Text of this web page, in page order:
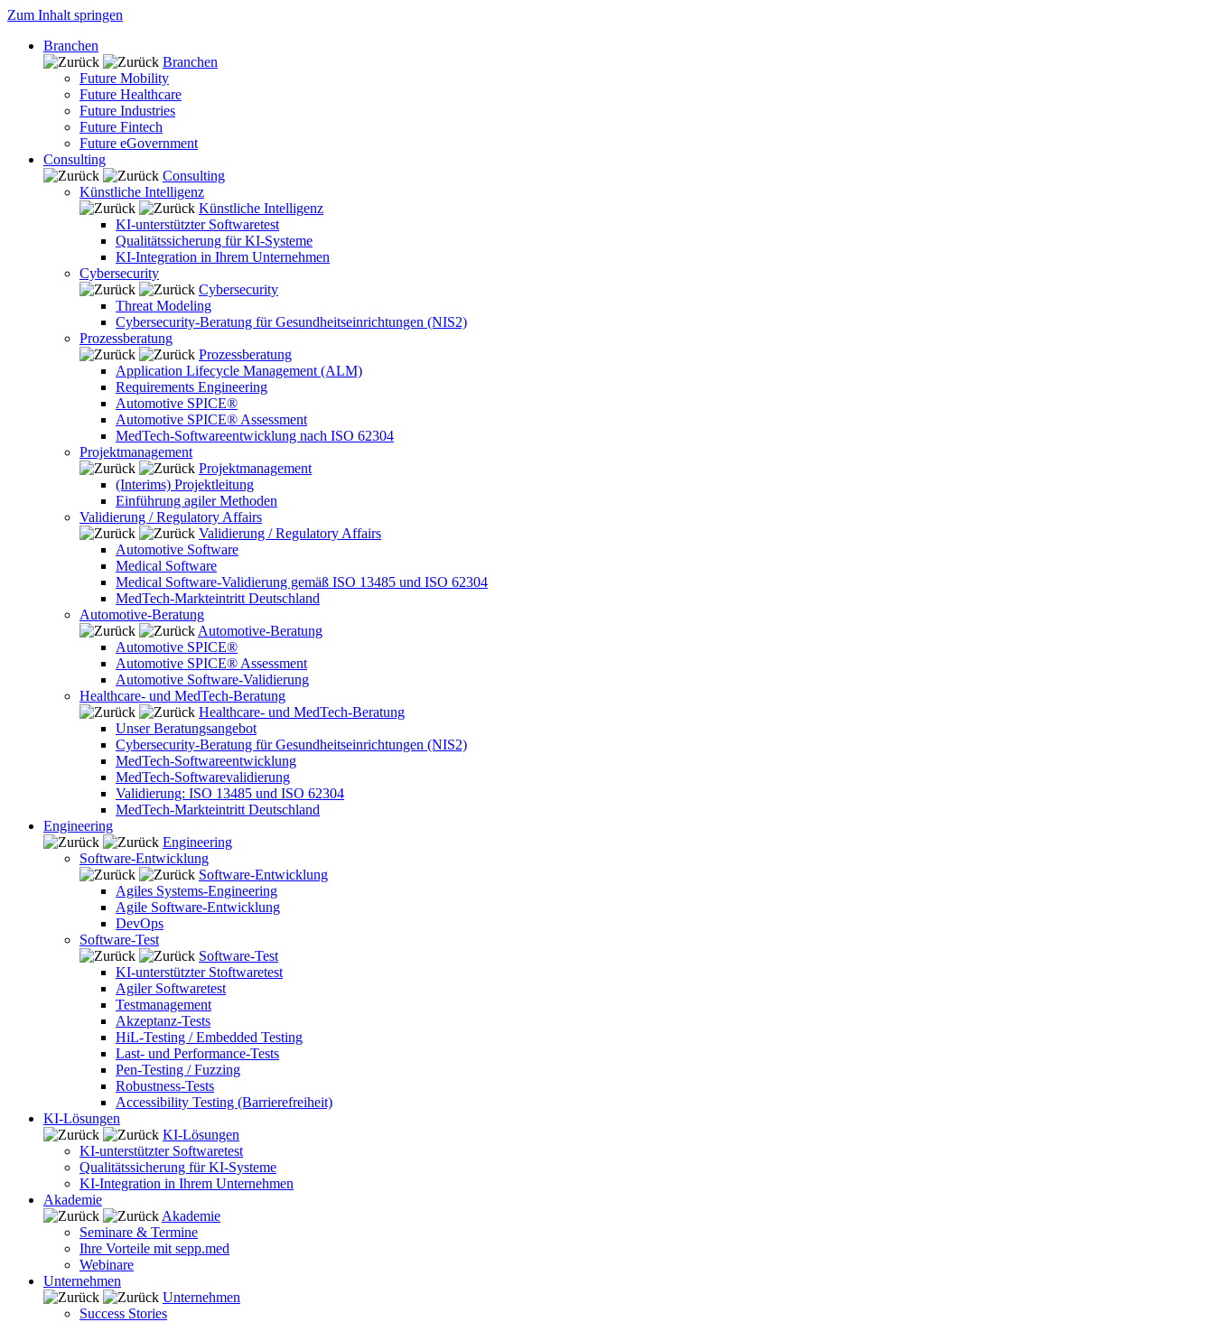
Zum Inhalt springen
Branchen
Branchen
Future Mobility
Future Healthcare
Future Industries
Future Fintech
Future eGovernment
Consulting
Consulting
Künstliche Intelligenz
Künstliche Intelligenz
KI-unterstützter Softwaretest
Qualitätssicherung für KI-Systeme
KI-Integration in Ihrem Unternehmen
Cybersecurity
Cybersecurity
Threat Modeling
Cybersecurity-Beratung für Gesundheitseinrichtungen (NIS2)
Prozessberatung
Prozessberatung
Application Lifecycle Management (ALM)
Requirements Engineering
Automotive SPICE®
Automotive SPICE® Assessment
MedTech-Softwareentwicklung nach ISO 62304
Projektmanagement
Projektmanagement
(Interims) Projektleitung
Einführung agiler Methoden
Validierung / Regulatory Affairs
Validierung / Regulatory Affairs
Automotive Software
Medical Software
Medical Software-Validierung gemäß ISO 13485 und ISO 62304
MedTech-Markteintritt Deutschland
Automotive-Beratung
Automotive-Beratung
Automotive SPICE®
Automotive SPICE® Assessment
Automotive Software-Validierung
Healthcare- und MedTech-Beratung
Healthcare- und MedTech-Beratung
Unser Beratungsangebot
Cybersecurity-Beratung für Gesundheitseinrichtungen (NIS2)
MedTech-Softwareentwicklung
MedTech-Softwarevalidierung
Validierung: ISO 13485 und ISO 62304
MedTech-Markteintritt Deutschland
Engineering
Engineering
Software-Entwicklung
Software-Entwicklung
Agiles Systems-Engineering
Agile Software-Entwicklung
DevOps
Software-Test
Software-Test
KI-unterstützter Stoftwaretest
Agiler Softwaretest
Testmanagement
Akzeptanz-Tests
HiL-Testing / Embedded Testing
Last- und Performance-Tests
Pen-Testing / Fuzzing
Robustness-Tests
Accessibility Testing (Barrierefreiheit)
KI-Lösungen
KI-Lösungen
KI-unterstützter Softwaretest
Qualitätssicherung für KI-Systeme
KI-Integration in Ihrem Unternehmen
Akademie
Akademie
Seminare & Termine
Ihre Vorteile mit sepp.med
Webinare
Unternehmen
Unternehmen
Success Stories